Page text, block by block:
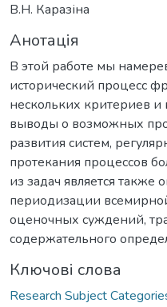
В.Н. Каразіна
Анотація
В этой работе мы
исторический процесс
нескольких критериев и
выводы о возможных
развития систем,
протекания процессов
из задач является также
периодизации
оценочных суждений,
содержательного
Ключові слова
Research Subject